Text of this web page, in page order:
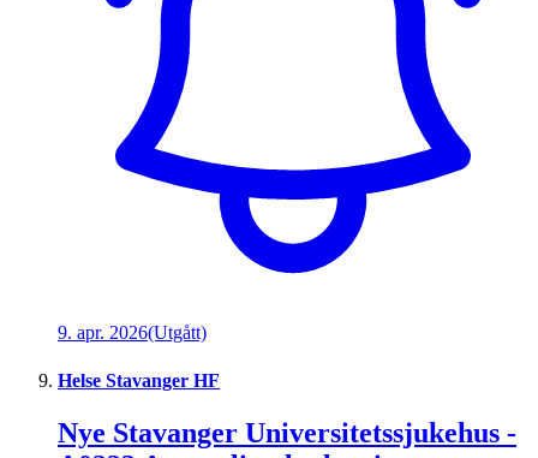
9. apr. 2026(Utgått)
Helse Stavanger HF
Nye Stavanger Universitetssjukehus -